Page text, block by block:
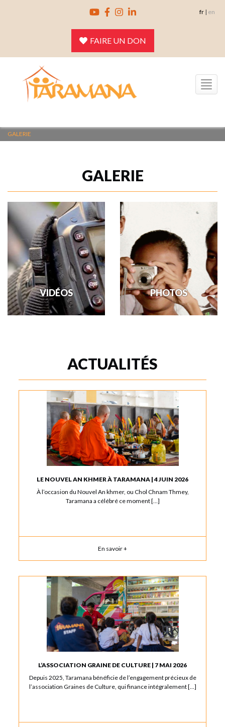
FAIRE UN DON
fr | en
Toggle
navigation
GALERIE
GALERIE
VIDÉOS
En savoir +
PHOTOS
nos photos. Vous […]
ACTUALITÉS
LE NOUVEL AN KHMER À TARAMANA | 4 JUIN 2026
À l’occasion du Nouvel An khmer, ou Chol Chnam Thmey,
Taramana a célébré ce moment […]
En savoir +
L’ASSOCIATION GRAINE DE CULTURE | 7 MAI 2026
Depuis 2025, Taramana bénéficie de l’engagement précieux de
l’association Graines de Culture, qui finance intégralement […]